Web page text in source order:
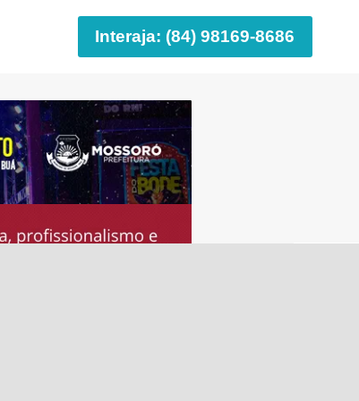
Interaja: (84) 98169-8686